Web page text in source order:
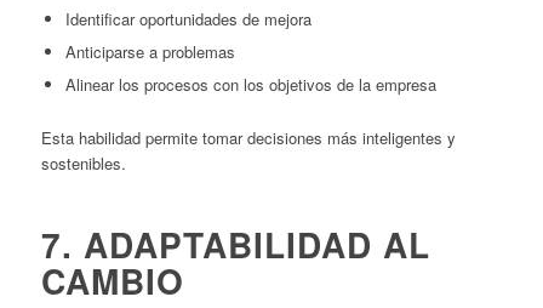
Identificar oportunidades de mejora
Anticiparse a problemas
Alinear los procesos con los objetivos de la empresa
Esta habilidad permite tomar decisiones más inteligentes y
sostenibles.
7. ADAPTABILIDAD AL
CAMBIO